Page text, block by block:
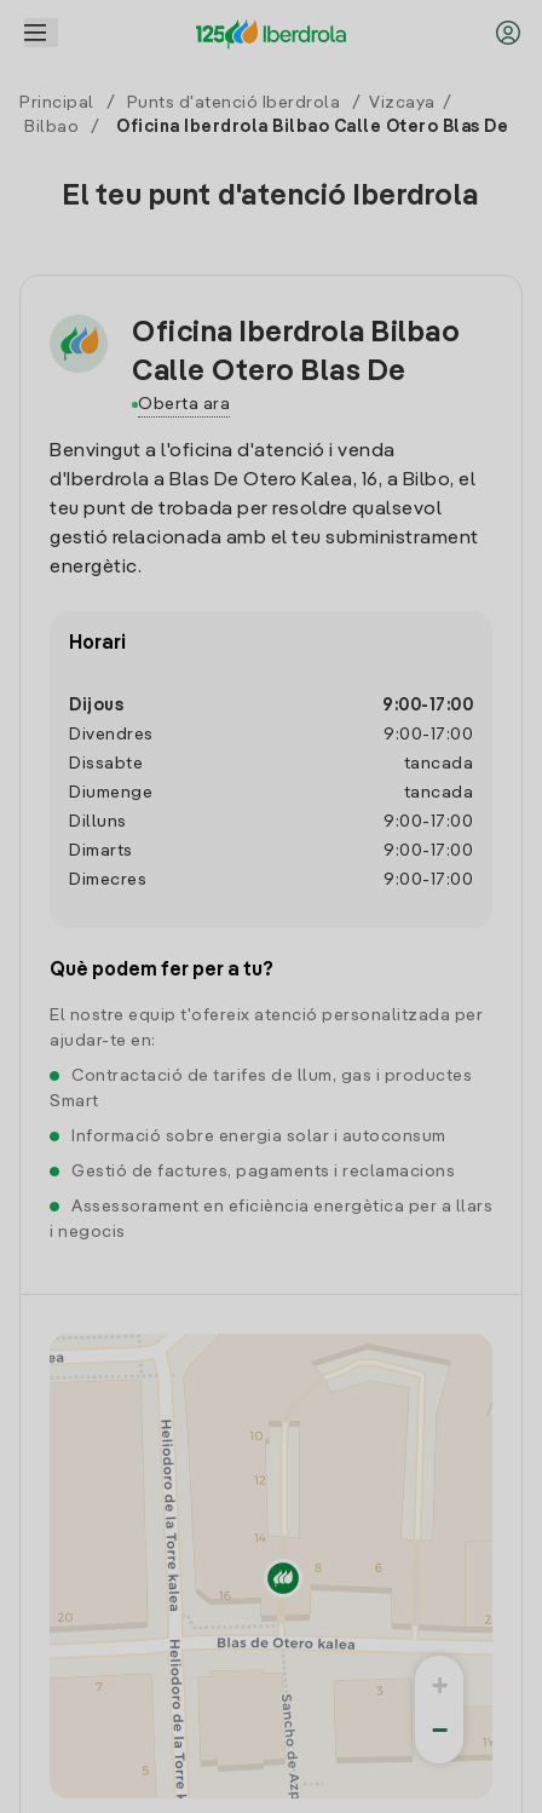
Principal / Punts d'atenció Iberdrola / Vizcaya
/
Bilbao
/ Oficina Iberdrola Bilbao Calle Otero Blas De
El teu punt d'atenció Iberdrola
Oficina Iberdrola Bilbao
Calle Otero Blas De
Oberta ara
Benvingut a l'oficina d'atenció i venda
d'Iberdrola a Blas De Otero Kalea, 16, a Bilbo, el
teu punt de trobada per resoldre qualsevol
gestió relacionada amb el teu subministrament
energètic.
Horari
Dijous 9:00- 17:00
Divendres
9:00- 17:00
Dissabte
tancada
Diumenge
tancada
Dilluns
9:00- 17:00
Dimarts
9:00- 17:00
Dimecres
9:00- 17:00
Què podem fer per a tu?
El nostre equip t'ofereix atenció personalitzada per
ajudar-te en:
Contractació de tarifes de llum, gas i productes
Smart
Informació sobre energia solar i autoconsum
Gestió de factures, pagaments i reclamacions
Assessorament en eficiència energètica per a llars
i negocis
+
−